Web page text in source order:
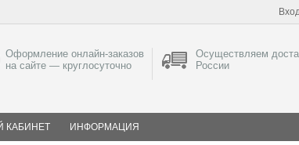
Оформление онлайн-заказов
на сайте — круглосуточно
Осуществляем
России
КАБИНЕТ ИНФОРМАЦИЯ